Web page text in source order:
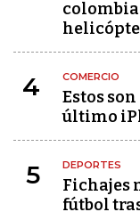
4 COMERCIO
Estos
último
5 DEPORTES
Fichajes
fútbol